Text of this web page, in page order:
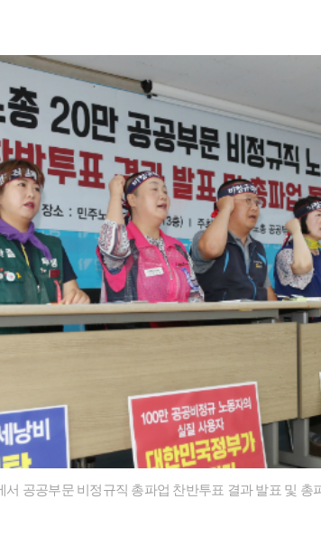
공공부문 비정규직 총파업 찬반투표 결과 발표 및 총